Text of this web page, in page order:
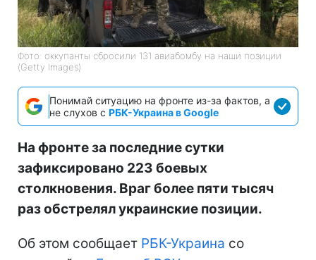
Фото: оккупанты сбросили 131 авиабомбу на наши позиции
(Getty Images)
Понимай ситуацию на фронте из-за фактов, а
не слухов с РБК-Украина в Google
На фронте за последние сутки
зафиксировано 223 боевых
столкновения. Враг более пяти тысяч
раз обстрелял украинские позиции.
Об этом сообщает РБК-Украина со